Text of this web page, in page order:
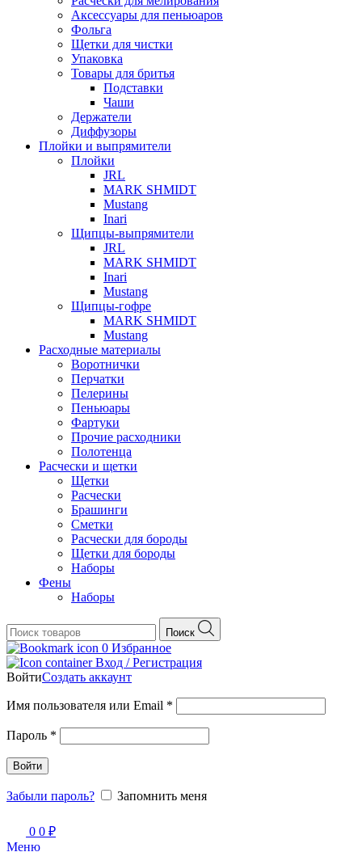
Аксессуары для пеньюаров
Фольга
Щетки для чистки
Упаковка
Товары для бритья
Подставки
Чаши
Держатели
Диффузоры
Плойки и выпрямители
Плойки
JRL
MARK SHMIDT
Mustang
Inari
Щипцы-выпрямители
JRL
MARK SHMIDT
Inari
Mustang
Щипцы-гофре
MARK SHMIDT
Mustang
Расходные материалы
Воротнички
Перчатки
Пелерины
Пеньюары
Фартуки
Прочие расходники
Полотенца
Расчески и щетки
Щетки
Расчески
Брашинги
Сметки
Расчески для бороды
Щетки для бороды
Наборы
Фены
Наборы
Поиск
0 Избранное
Вход / Регистрация
ВойтиСоздать аккаунт
Имя пользователя или Email *
Пароль *
Войти
Забыли пароль? Запомнить меня
0 0 ₽
Меню